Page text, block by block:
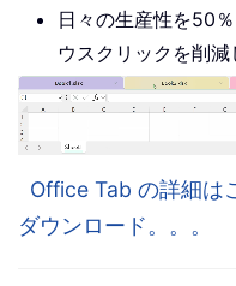
日々の生産性を50
ウスクリックを削減
Office Tab の詳細は
ダウンロード。。。